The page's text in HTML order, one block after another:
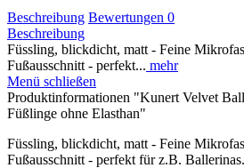
Beschreibung Bewertungen 0
Beschreibung
Füssling, blickdicht, matt - Feine
Fußausschnitt - perfekt... mehr
Menü schließen
Produktinformationen "Kunert Velvet
Füßlinge ohne Elasthan"
Füssling, blickdicht, matt - Feine
Fußausschnitt - perfekt für z.B. Ballerinas.